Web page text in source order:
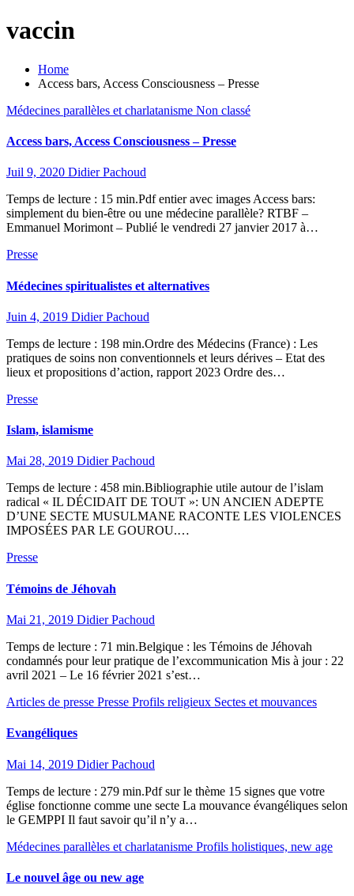
vaccin
Home
Access bars, Access Consciousness – Presse
Médecines parallèles et charlatanisme Non classé
Access bars, Access Consciousness – Presse
Juil 9, 2020 Didier Pachoud
Temps de lecture : 15 min.Pdf entier avec images Access bars:
simplement du bien-être ou une médecine parallèle? RTBF –
Emmanuel Morimont – Publié le vendredi 27 janvier 2017 à…
Presse
Médecines spiritualistes et alternatives
Juin 4, 2019 Didier Pachoud
Temps de lecture : 198 min.Ordre des Médecins (France) : Les
pratiques de soins non conventionnels et leurs dérives – Etat des
lieux et propositions d’action, rapport 2023 Ordre des…
Presse
Islam, islamisme
Mai 28, 2019 Didier Pachoud
Temps de lecture : 458 min.Bibliographie utile autour de l’islam
radical « IL DÉCIDAIT DE TOUT »: UN ANCIEN ADEPTE
D’UNE SECTE MUSULMANE RACONTE LES VIOLENCES
IMPOSÉES PAR LE GOUROU.…
Presse
Témoins de Jéhovah
Mai 21, 2019 Didier Pachoud
Temps de lecture : 71 min.Belgique : les Témoins de Jéhovah
condamnés pour leur pratique de l’excommunication Mis à jour : 22
avril 2021 – Le 16 février 2021 s’est…
Articles de presse Presse Profils religieux Sectes et mouvances
Evangéliques
Mai 14, 2019 Didier Pachoud
Temps de lecture : 279 min.Pdf sur le thème 15 signes que votre
église fonctionne comme une secte La mouvance évangéliques selon
le GEMPPI Il faut savoir qu’il n’y a…
Médecines parallèles et charlatanisme Profils holistiques, new age
Le nouvel âge ou new age